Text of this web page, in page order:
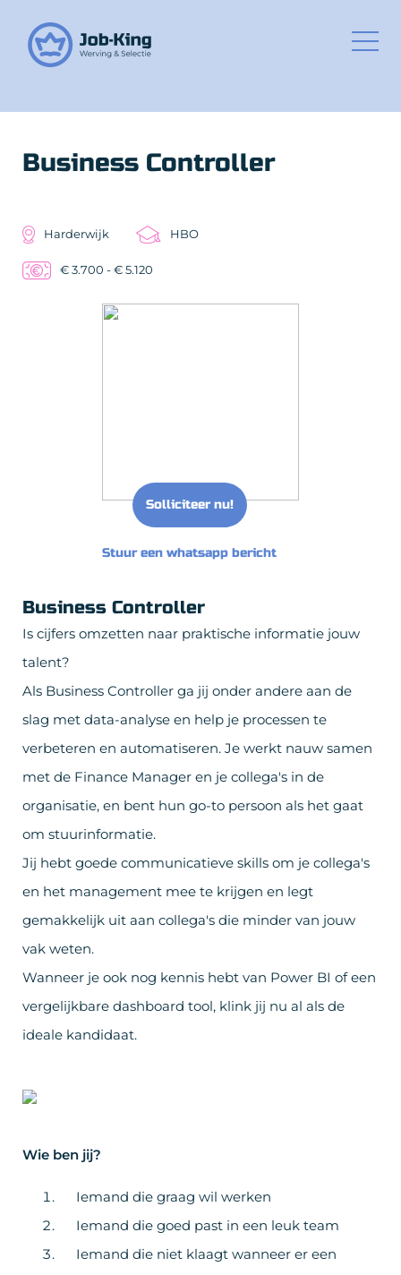
Business Controller
Harderwijk HBO
€ 3.700 - € 5.120
Solliciteer nu!
Stuur een whatsapp bericht
Business Controller
Is cijfers omzetten naar praktische informatie jouw
talent?
Als Business Controller ga jij onder andere aan de
slag met data-analyse en help je processen te
verbeteren en automatiseren. Je werkt nauw samen
met de Finance Manager en je collega's in de
organisatie, en bent hun go-to persoon als het gaat
om stuurinformatie.
Jij hebt goede communicatieve skills om je collega's
en het management mee te krijgen en legt
gemakkelijk uit aan collega's die minder van jouw
vak weten.
Wanneer je ook nog kennis hebt van Power BI of een
vergelijkbare dashboard tool, klink jij nu al als de
ideale kandidaat.
Wie ben jij?
Iemand die graag wil werken
Iemand die goed past in een leuk team
Iemand die niet klaagt wanneer er een